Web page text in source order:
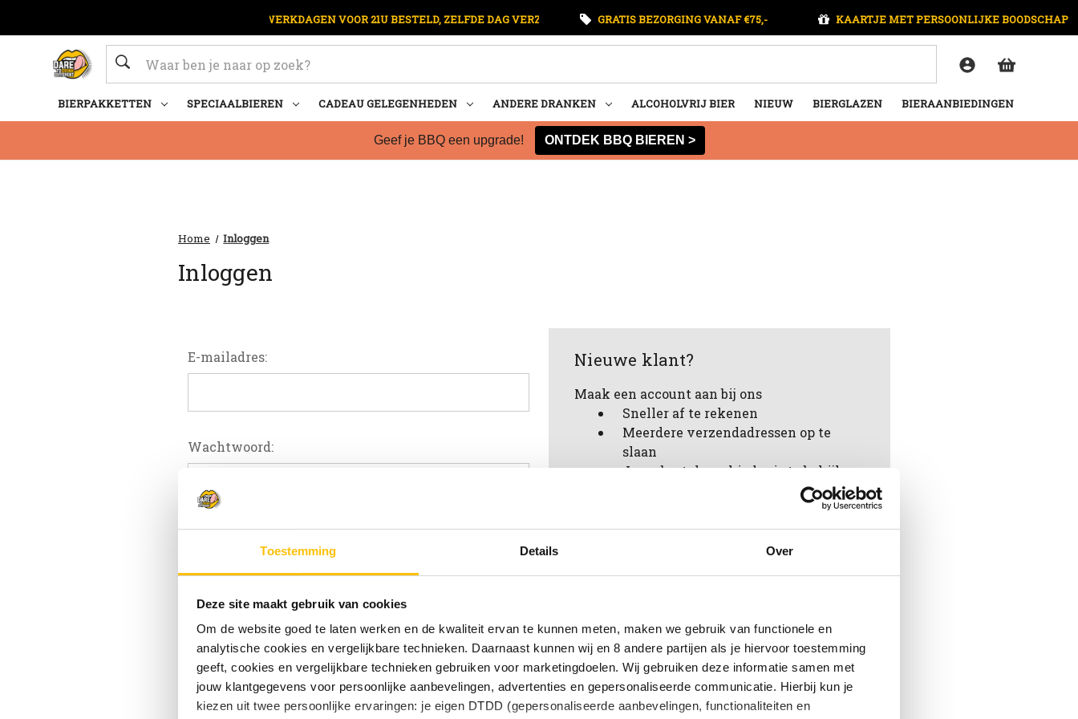
Toestemming Details Over
Deze site maakt gebruik van cookies
Om de website goed te laten werken en de kwaliteit ervan te kunnen meten, maken we gebruik van functionele en
analytische cookies en vergelijkbare technieken. Daarnaast kunnen wij en 8 andere partijen als je hiervoor toestemming
geeft, cookies en vergelijkbare technieken gebruiken voor marketingdoelen. Wij gebruiken deze informatie samen met
jouw klantgegevens voor persoonlijke aanbevelingen, advertenties en gepersonaliseerde communicatie. Hierbij kun je
kiezen uit twee persoonlijke ervaringen: je eigen DTDD (gepersonaliseerde aanbevelingen, functionaliteiten en
OP WERKDAGEN VOOR 21U BESTELD, ZELFDE DAG VERZONDEN GRATIS BEZORGING VANAF €75,- KAARTJE MET PERSOONLIJKE BOODSCHAP
Zoeken
BIERPAKKETTEN SPECIAALBIEREN CADEAU GELEGENHEDEN ANDERE DRANKEN ALCOHOLVRIJ BIER NIEUW BIERGLAZEN BIERAANBIEDINGEN
Geef je BBQ een upgrade! ONTDEK BBQ BIEREN >
Home Inloggen
Inloggen
E-mailadres:
Wachtwoord:
Nieuwe klant?
Maak een account aan bij ons
Sneller af te rekenen
Meerdere verzendadressen op te
slaan
Jouw bestelgeschiedenis te bekijken
Nieuwe bestellingen te volgen
verlanglijstje
Account aanmaken